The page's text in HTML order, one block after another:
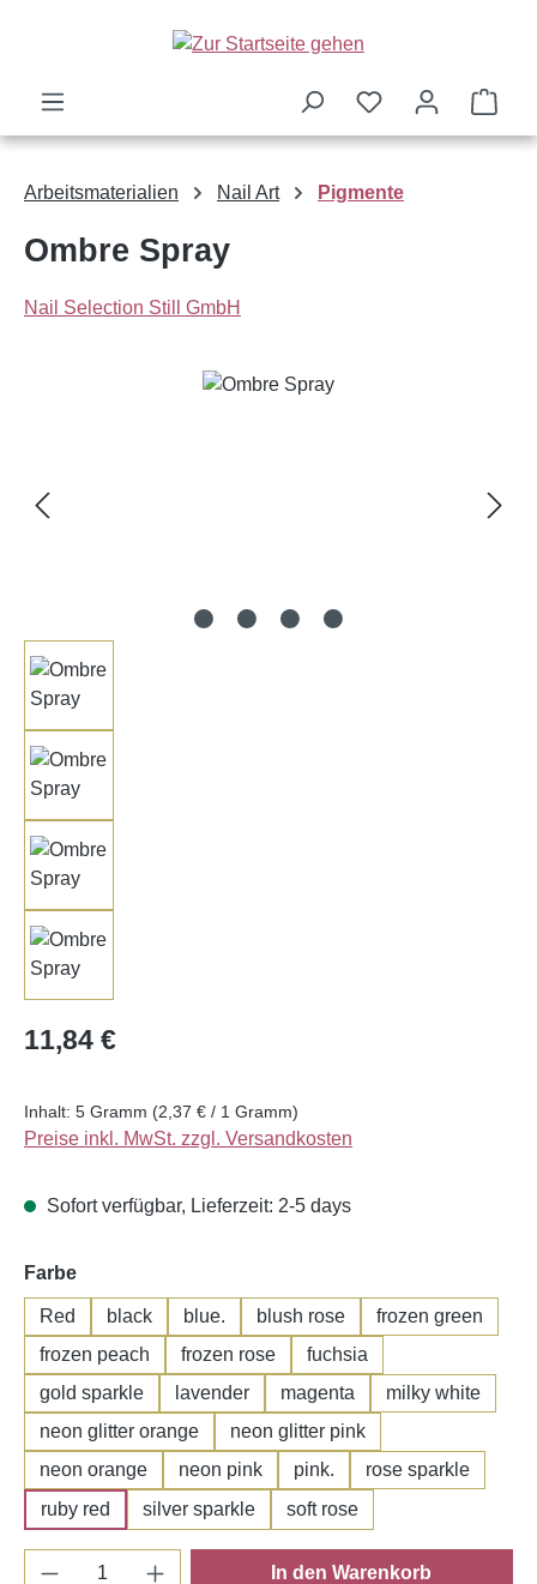
Zum Hauptinhalt springen
Arbeitsmaterialien Nail Art Pigmente
Ombre Spray
Nail Selection Still GmbH
Bildergalerie überspringen
Regulärer Preis:
11,84 €
Inhalt: 5 Gramm (2,37 € / 1 Gramm)
Preise inkl. MwSt. zzgl. Versandkosten
Sofort verfügbar, Lieferzeit: 2-5 days
Farbeauswählen
Red black blue. blush rose
frozen green
frozen peach
frozen rose
fuchsia
gold sparkle
lavender magenta
milky white
neon glitter orange
neon glitter pink
neon orange
neon pink pink.
rose sparkle
ruby red
silver sparkle soft rose
Produkt Anzahl: Gib den gewünschten
In den Warenkorb